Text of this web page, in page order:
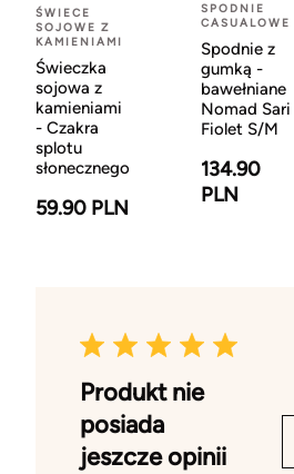
ŚWIECE
SOJOWE Z
KAMIENIAMI
Świeczka
sojowa z
kamieniami
- Czakra
splotu
słonecznego
59.90 PLN
SPODNIE
CASUALOWE
Spodnie z
gumką -
bawełniane
Nomad Sari
Fiolet S/M
134.90
PLN
Produkt nie
posiada
jeszcze opinii